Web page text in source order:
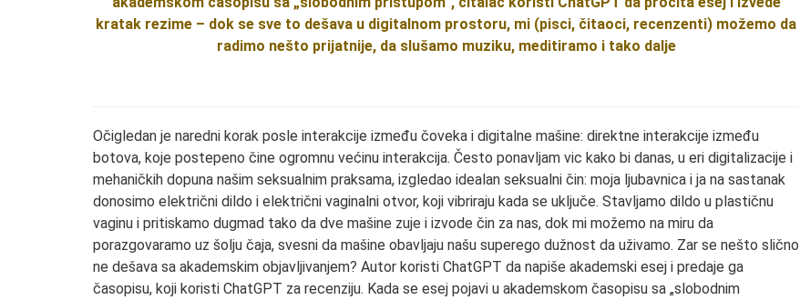
kratak rezime – dok se sve to dešava u digitalnom prostoru, mi (pisci, čitaoci, recenzenti) možemo da
radimo nešto prijatnije, da slušamo muziku, meditiramo i tako dalje
Očigledan je naredni korak posle interakcije između čoveka i digitalne mašine: direktne interakcije između
botova, koje postepeno čine ogromnu većinu interakcija. Često ponavljam vic kako bi danas, u eri digitalizacije i
mehaničkih dopuna našim seksualnim praksama, izgledao idealan seksualni čin: moja ljubavnica i ja na sastanak
donosimo električni dildo i električni vaginalni otvor, koji vibriraju kada se uključe. Stavljamo dildo u plastičnu
vaginu i pritiskamo dugmad tako da dve mašine zuje i izvode čin za nas, dok mi možemo na miru da
porazgovaramo uz šolju čaja, svesni da mašine obavljaju našu superego dužnost da uživamo. Zar se nešto slično
ne dešava sa akademskim objavljivanjem? Autor koristi ChatGPT da napiše akademski esej i predaje ga
časopisu, koji koristi ChatGPT za recenziju. Kada se esej pojavi u akademskom časopisu sa „slobodnim